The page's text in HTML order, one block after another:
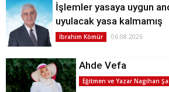
İşlemler yasaya uygun
uyulacak yasa kalmamış
İbrahim Kömür 06.08.2026
Ahde Vefa
Eğitmen ve Yazar Nagihan